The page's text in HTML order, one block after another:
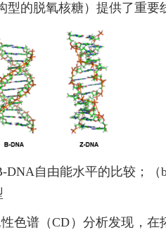
的脱氧核糖）提供了重要
自由能水平的比较；
色谱（CD）分析发现，在